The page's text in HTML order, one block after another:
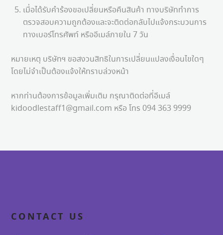
เมื่อได้รับคำร้องขอเปลี่ยนหรือคืนสินค้า ทางบริษัททำการ
ตรวจสอบความถูกต้องและจะติดต่อกลับไปแจ้งกระบวนการ
ทางเบอร์โทรศัพท์ หรืออีเมล์ภายใน 7 วัน
หมายเหตุ บริษัทฯ ขอสงวนสิทธิในการเปลี่ยนแปลงเงื่อนไขใดๆ
โดยไม่จำเป็นต้องแจ้งให้ทราบล่วงหน้า
หากท่านต้องการข้อมูลเพิ่มเติม กรุณาติดต่อที่อีเมล์
kidoodlestaff1@gmail.com หรือ โทร 094 363 9999
CONTACT US